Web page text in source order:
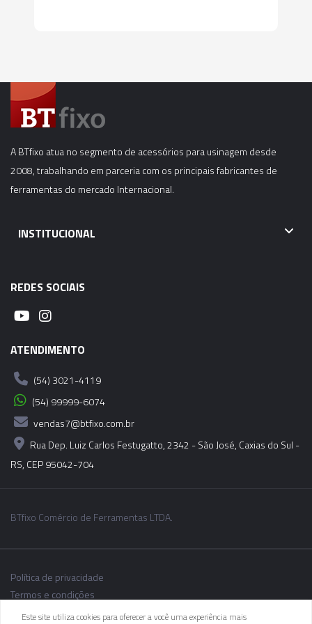
A BTfixo atua no segmento de acessórios para usinagem desde
2008, trabalhando em parceria com os principais fabricantes de
ferramentas do mercado Internacional.
INSTITUCIONAL
REDES SOCIAIS
ATENDIMENTO
(54) 3021-4119
(54) 99999-6074
vendas7@btfixo.com.br
Rua Dep. Luiz Carlos Festugatto, 2342 - São José, Caxias do Sul -
RS, CEP 95042-704
BTfixo Comércio de Ferramentas LTDA.
Política de privacidade
Termos e condições
Este site utiliza cookies para oferecer a você uma experiência mais